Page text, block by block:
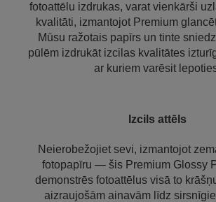
fotoattēlu izdrukas, varat vienkārši
kvalitāti, izmantojot Premium
Mūsu ražotais papīrs un tinte
pūlēm izdrukāt izcilas kvalitātes
ar kuriem varēsit
Izcils attēls
Neierobežojiet sevi, izmantojot
fotopapīru — šis Premium Glossy
demonstrēs fotoattēlus visā to
aizraujošām ainavām līdz